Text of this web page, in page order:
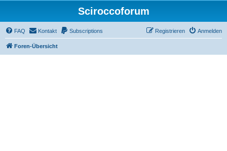
Sciroccoforum
FAQ Kontakt Subscriptions Anmelden
Registrieren
Foren-Übersicht